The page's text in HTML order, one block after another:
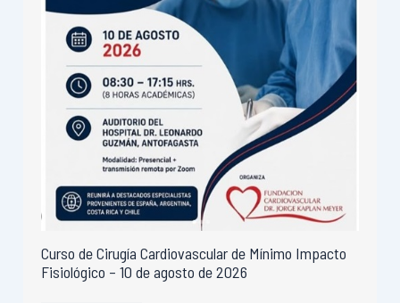
Curso de Cirugía Cardiovascular de Mínimo Impacto
Fisiológico – 10 de agosto de 2026